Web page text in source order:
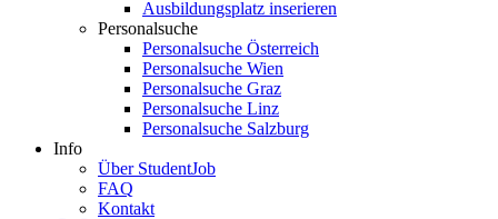
Ausbildungsplatz inserieren
Personalsuche
Personalsuche Österreich
Personalsuche Wien
Personalsuche Graz
Personalsuche Linz
Personalsuche Salzburg
Info
Über StudentJob
FAQ
Kontakt